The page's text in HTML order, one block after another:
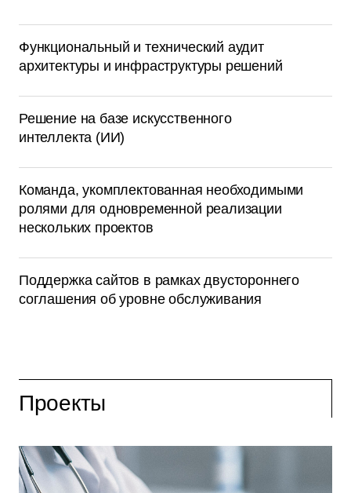
Функциональный и технический аудит
архитектуры и инфраструктуры решений
Решение на базе искусственного
интеллекта (ИИ)
Команда, укомплектованная необходимыми
ролями для одновременной реализации
нескольких проектов
Поддержка сайтов в рамках двустороннего
соглашения об уровне обслуживания
Проекты